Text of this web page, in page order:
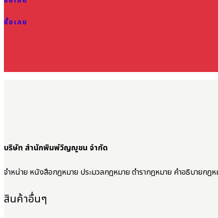
ซื้อเลย
บริษัท สำนักพิมพ์วิญญูชน จำกัด
จำหน่าย หนังสือกฎหมาย ประมวลกฎหมาย ตำรากฎหมาย คำอธิบายกฎห
สินค้าอื่นๆ